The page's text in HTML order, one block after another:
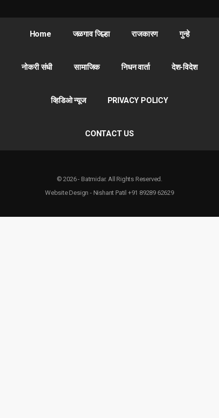
Home जळगाव जिल्हा राजकारण गुन्हे
नोकरी संधी सामाजिक निधन वार्ता देश-विदेश
व्हिडिओ न्यूज PRIVACY POLICY
CONTACT US
© 2026 - Batmidar. All Rights Reserved.
Website Design - Nishant Patil +91 89289 62629